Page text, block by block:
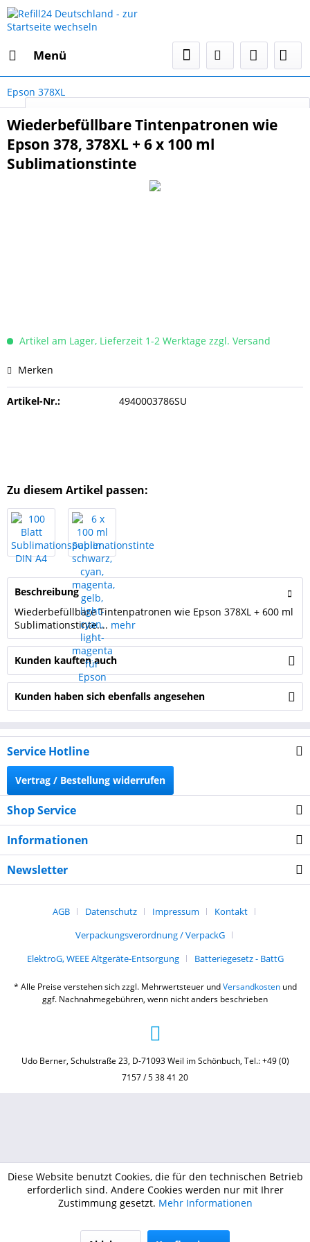
Menü
Epson 378XL
Wiederbefüllbare Tintenpatronen wie
Epson 378, 378XL + 6 x 100 ml
Sublimationstinte
Artikel am Lager, Lieferzeit 1-2 Werktage zzgl. Versand
Merken
Artikel-Nr.: 4940003786SU
Zu diesem Artikel passen:
Beschreibung
Wiederbefüllbare Tintenpatronen wie Epson 378XL + 600 ml
Sublimationstinte.... mehr
Kunden kauften auch
Kunden haben sich ebenfalls angesehen
Service Hotline
Vertrag / Bestellung widerrufen
Shop Service
Informationen
Newsletter
AGB Datenschutz Impressum
Kontakt
Verpackungsverordnung / VerpackG
ElektroG, WEEE Altgeräte-Entsorgung
Batteriegesetz - BattG
* Alle Preise verstehen sich zzgl. Mehrwertsteuer undVersandkostenund
ggf. Nachnahmegebühren, wenn nicht anders beschrieben
Udo Berner, Schulstraße 23, D-71093 Weil im Schönbuch, Tel.: +49 (0)
7157 / 5 38 41 20
Diese Website benutzt Cookies, die für den technischen Betrieb
erforderlich sind. Andere Cookies werden nur mit Ihrer
Zustimmung gesetzt. Mehr Informationen